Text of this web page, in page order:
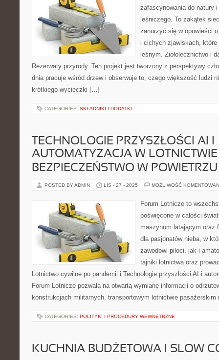
zafascynowania do natury
leśniczego. To zakątek
zanurzyć się w opowieści
i cichych zjawiskach,
leśnym. Ziołolecznictwo i
Rezerwaty przyrody. Ten projekt jest tworzony z perspektywy
dnia pracuje wśród drzew i obserwuje to, czego większość ludzi
krótkiego wycieczki […]
CATEGORIES: SKŁADNIKI I DODATKI
TECHNOLOGIE PRZYSZŁOŚCI AI I
AUTOMATYZACJA W LOTNICTWIE
BEZPIECZEŃSTWO W POWIETRZU
POSTED BY ADMIN LIS - 27 - 2025 MOŻLIWOŚĆ
Forum Lotnicze to
poświęcone w całości
maszynom latającym oraz
dla pasjonatów nieba, w
zawodowi piloci, jak i
tajniki lotnictwa oraz
Lotnictwo cywilne po pandemii i Technologie przyszłości AI i
Forum Lotnicze pozwala na otwartą wymianę informacji o
konstrukcjach militarnych, transportowym lotnictwie
CATEGORIES: POLITYKI I PROCEDURY WEWNĘTRZNE
KUCHNIA BUDŻETOWA I SLOW